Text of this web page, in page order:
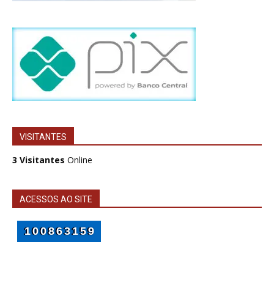
VISITANTES
3 Visitantes Online
ACESSOS AO SITE